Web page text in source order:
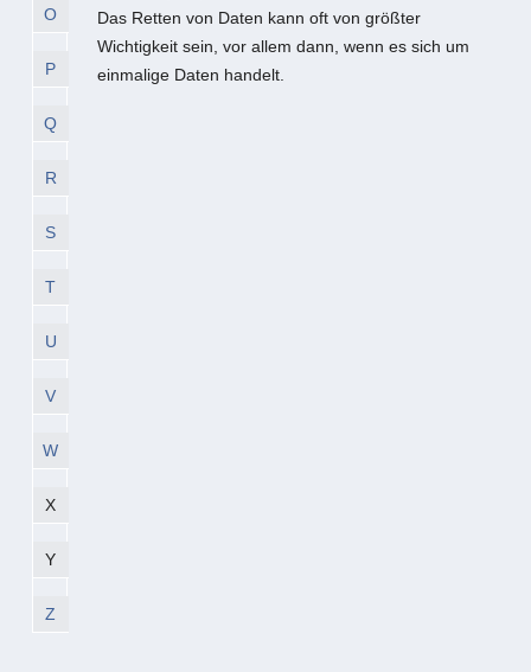
O
P
Q
R
S
T
U
V
W
X
Y
Z
Das Retten von Daten kann oft von größter
Wichtigkeit sein, vor allem dann, wenn es sich um
einmalige Daten handelt.